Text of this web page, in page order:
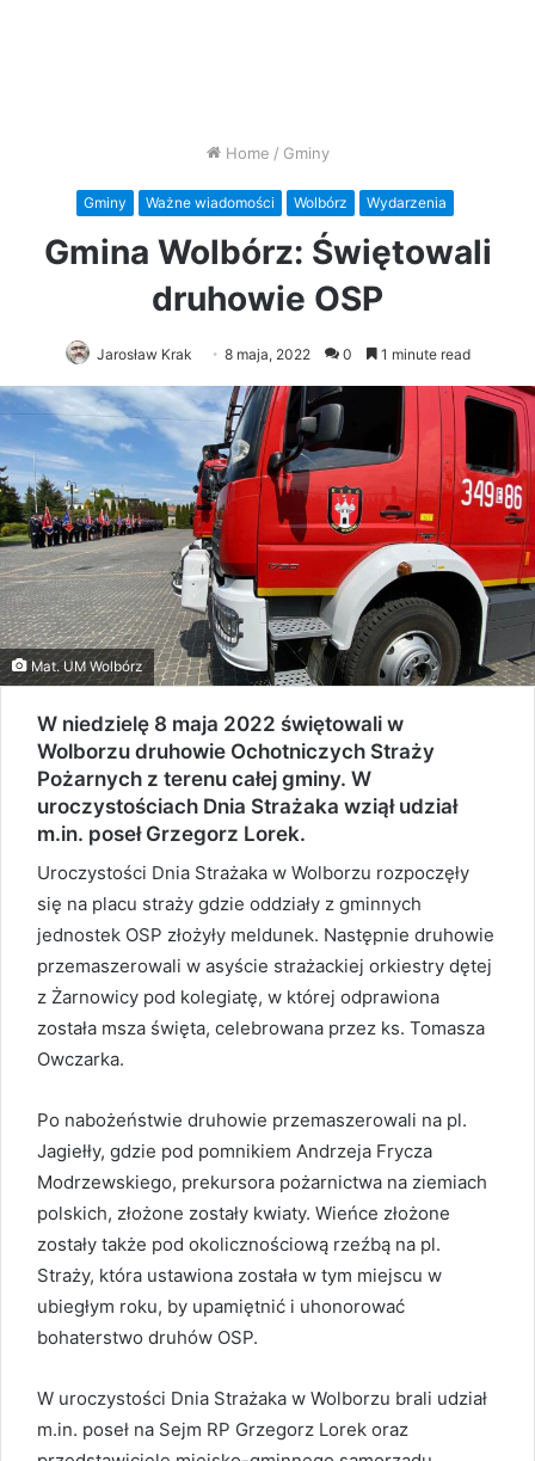
Home / Gminy
Gminy Ważne wiadomości Wolbórz Wydarzenia
Gmina Wolbórz: Świętowali
druhowie OSP
Jarosław Krak 8 maja, 2022 0 1 minute read
Mat. UM Wolbórz
W niedzielę 8 maja 2022 świętowali w
Wolborzu druhowie Ochotniczych Straży
Pożarnych z terenu całej gminy. W
uroczystościach Dnia Strażaka wziął udział
m.in. poseł Grzegorz Lorek.
Uroczystości Dnia Strażaka w Wolborzu rozpoczęły
się na placu straży gdzie oddziały z gminnych
jednostek OSP złożyły meldunek. Następnie druhowie
przemaszerowali w asyście strażackiej orkiestry dętej
z Żarnowicy pod kolegiatę, w której odprawiona
została msza święta, celebrowana przez ks. Tomasza
Owczarka.
Po nabożeństwie druhowie przemaszerowali na pl.
Jagiełły, gdzie pod pomnikiem Andrzeja Frycza
Modrzewskiego, prekursora pożarnictwa na ziemiach
polskich, złożone zostały kwiaty. Wieńce złożone
zostały także pod okolicznościową rzeźbą na pl.
Straży, która ustawiona została w tym miejscu w
ubiegłym roku, by upamiętnić i uhonorować
bohaterstwo druhów OSP.
W uroczystości Dnia Strażaka w Wolborzu brali udział
m.in. poseł na Sejm RP Grzegorz Lorek oraz